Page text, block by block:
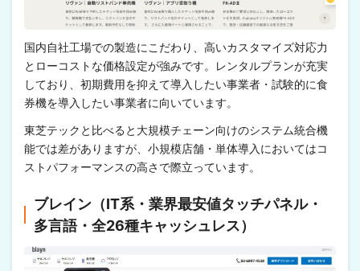
国内自社工場での製造にこだわり、高いカスタマイズ対応力
とローコストな価格設定が強みです。レンタルプランが充実
しており、初期費用を抑えて導入したい事業者・試験的に食
券機を導入したい事業者に向いています。
東芝テックと比べると大規模チェーン向けのシステム統合機
能では差がありますが、小規模店舗・単体導入においてはコ
ストパフォーマンスの高さで際立っています。
ブレイン（IT系・業界最安値タッチパネル・
多言語・全26種キャッシュレス）